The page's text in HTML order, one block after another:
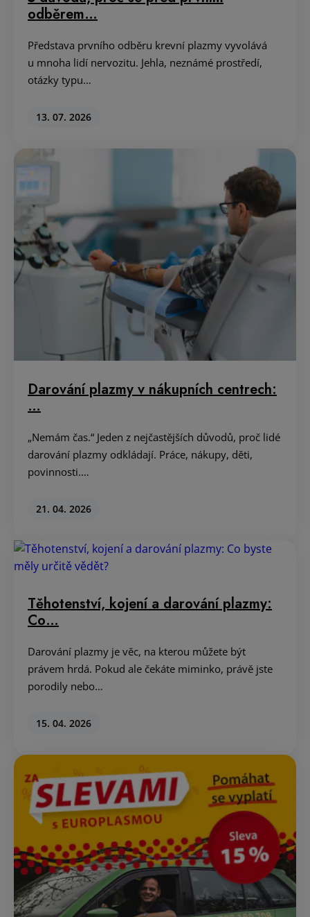
odběrem…
Představa prvního odběru krevní plazmy vyvolává
u mnoha lidí nervozitu. Jehla, neznámé prostředí,
otázky typu…
13. 07. 2026
Darování plazmy v nákupních centrech:
…
„Nemám čas.“ Jeden z nejčastějších důvodů, proč lidé
darování plazmy odkládají. Práce, nákupy, děti,
povinnosti.…
21. 04. 2026
Těhotenství, kojení a darování plazmy:
Co…
Darování plazmy je věc, na kterou můžete být
právem hrdá. Pokud ale čekáte miminko, právě jste
porodily nebo…
15. 04. 2026